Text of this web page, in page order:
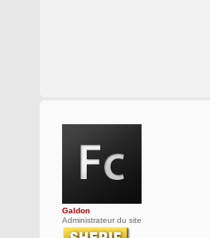
Galdon
Administrateur du site